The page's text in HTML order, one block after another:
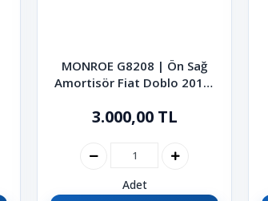
MONROE G8208 | Ön Sağ
Amortisör Fiat Doblo 2010-
3.000,00 TL
Adet